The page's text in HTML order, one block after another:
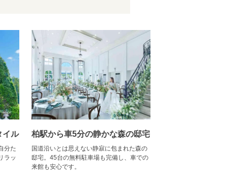
イル
分た
ラッ
柏駅から車5分の静かな森の邸宅
国道沿いとは思えない静寂に包まれた森の
邸宅。45台の無料駐車場も完備し、車での
来館も安心です。